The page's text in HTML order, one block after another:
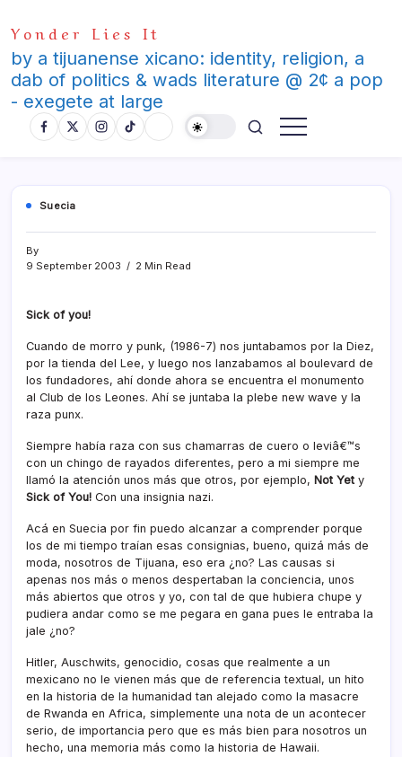
to
content
Yonder Lies It
by a tijuanense xicano: identity, religion, a
dab of politics & wads literature @ 2¢ a pop
- exegete at large
Suecia
By
9 September 2003
2 Min Read
Sick of you!
Cuando de morro y punk, (1986-7) nos juntabamos por la Diez,
por la tienda del Lee, y luego nos lanzabamos al boulevard de
los fundadores, ahí­ donde ahora se encuentra el monumento
al Club de los Leones. Ahí­ se juntaba la plebe new wave y la
raza punx.
Siempre habí­a raza con sus chamarras de cuero o leviâ€™s
con un chingo de rayados diferentes, pero a mi siempre me
llamó la atención unos más que otros, por ejemplo, Not Yet y
Sick of You! Con una insignia nazi.
Acá en Suecia por fin puedo alcanzar a comprender porque
los de mi tiempo traí­an esas consignias, bueno, quizá más de
moda, nosotros de Tijuana, eso era ¿no? Las causas si
apenas nos más o menos despertaban la conciencia, unos
más abiertos que otros y yo, con tal de que hubiera chupe y
pudiera andar como se me pegara en gana pues le entraba la
jale ¿no?
Hitler, Auschwits, genocidio, cosas que realmente a un
mexicano no le vienen más que de referencia textual, un hito
en la historia de la humanidad tan alejado como la masacre
de Rwanda en Africa, simplemente una nota de un acontecer
serio, de importancia pero que es más bien para nosotros un
hecho, una memoria más como la historia de Hawaii.